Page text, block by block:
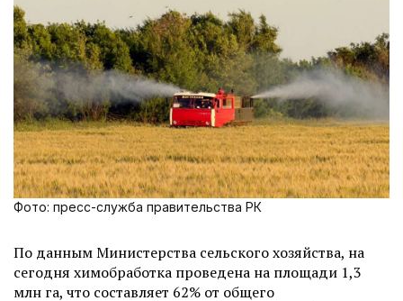
Фото: пресс-служба правительства РК
По данным Министерства сельского хозяйства, на
сегодня химобработка проведена на площади 1,3
млн га, что составляет 62% от общего